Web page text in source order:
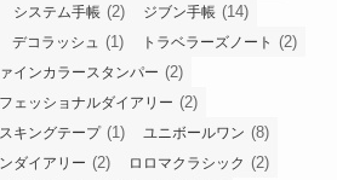
システム手帳 (2) ジブン手帳 (14)
デコラッシュ (1) トラベラーズノート (2)
インカラースタンパー (2)
ェッショナルダイアリー (2)
キングテープ(1) ユニボールワン (8)
ダイアリー (2) ロロマクラシック (2)